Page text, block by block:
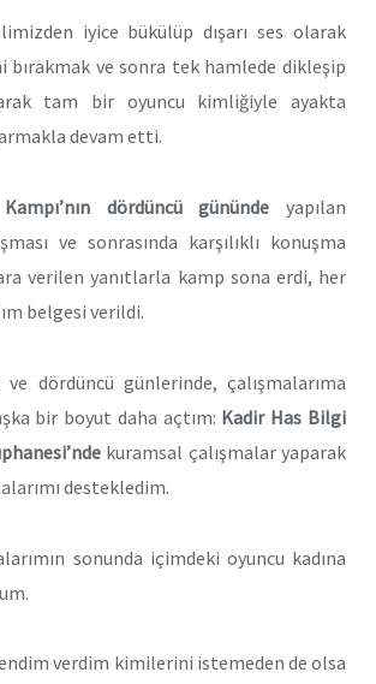
iyice bükülüp dışarı ses olarak
bırakmak ve sonra tek hamlede dikleşip
tam bir oyuncu kimliğiyle ayakta
devam etti.
dördüncü gününde yapılan
ve sonrasında karşılıklı konuşma
verilen yanıtlarla kamp sona erdi, her
belgesi verildi.
ve dördüncü günlerinde, çalışmalarıma
bir boyut daha açtım: Kadir Has Bilgi
kuramsal çalışmalar yaparak
destekledim.
sonunda içimdeki oyuncu kadına
verdim kimilerini istemeden de olsa